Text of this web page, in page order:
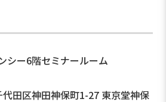
シー6階セミナールーム
田区神田神保町1-27 東京堂神保